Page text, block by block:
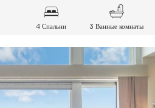
4 Спальни 3 Ванные комнаты